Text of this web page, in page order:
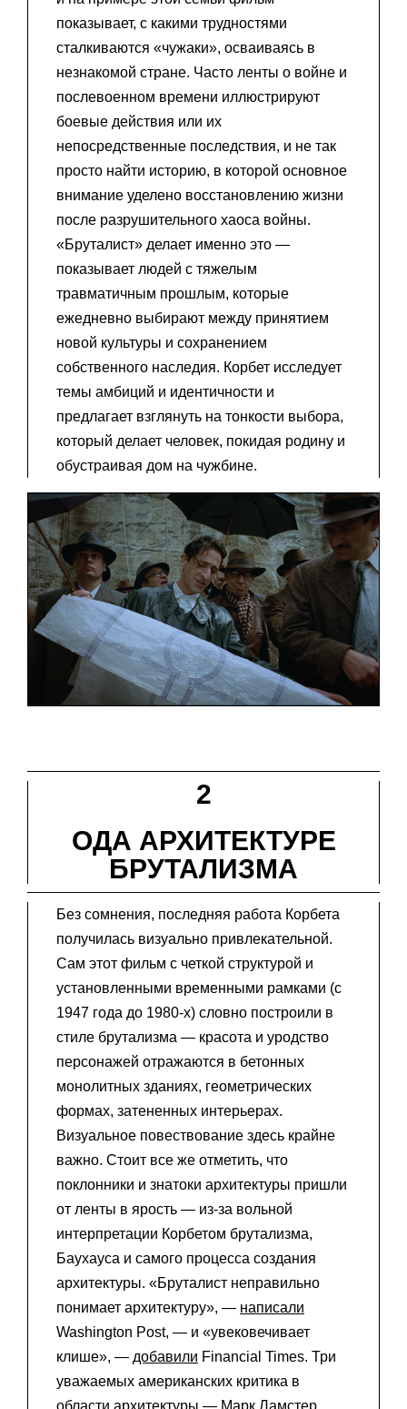
показывает, с какими трудностями
сталкиваются «чужаки», осваиваясь в
незнакомой стране. Часто ленты о войне и
послевоенном времени иллюстрируют
боевые действия или их
непосредственные последствия, и не так
просто найти историю, в которой основное
внимание уделено восстановлению жизни
после разрушительного хаоса войны.
«Бруталист» делает именно это —
показывает людей с тяжелым
травматичным прошлым, которые
ежедневно выбирают между принятием
новой культуры и сохранением
собственного наследия. Корбет исследует
темы амбиций и идентичности и
предлагает взглянуть на тонкости выбора,
который делает человек, покидая родину и
обустраивая дом на чужбине.
2
ОДА АРХИТЕКТУРЕ
БРУТАЛИЗМА
Без сомнения, последняя работа Корбета
получилась визуально привлекательной.
Сам этот фильм с четкой структурой и
установленными временными рамками (с
1947 года до 1980-х) словно построили в
стиле брутализма — красота и уродство
персонажей отражаются в бетонных
монолитных зданиях, геометрических
формах, затененных интерьерах.
Визуальное повествование здесь крайне
важно. Стоит все же отметить, что
поклонники и знатоки архитектуры пришли
от ленты в ярость — из-за вольной
интерпретации Корбетом брутализма,
Баухауса и самого процесса создания
архитектуры. «Бруталист неправильно
понимает архитектуру», — написали
Washington Post, — и «увековечивает
клише», — добавили Financial Times. Три
уважаемых американских критика в
области архитектуры — Марк Ламстер,